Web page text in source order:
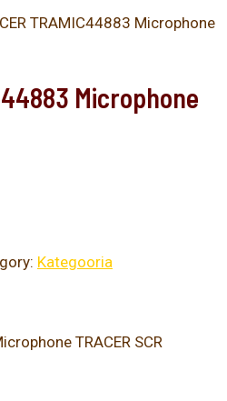
TRAMIC44883 Microphone
Microphone
Kategooria
TRACER SCR